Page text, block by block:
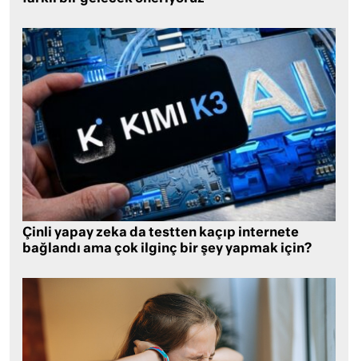
Çinli yapay zeka da testten kaçıp internete
bağlandı ama çok ilginç bir şey yapmak için?